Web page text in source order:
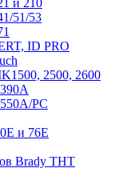
и 210
51/53
ID PRO
2500, 2600
PC
и 76E
Brady THT